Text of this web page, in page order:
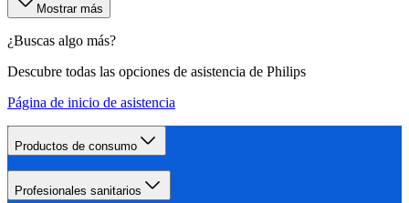
Mostrar más
¿Buscas algo más?
Descubre todas las opciones de asistencia de Philips
Página de inicio de asistencia
Productos de consumo
Profesionales sanitarios